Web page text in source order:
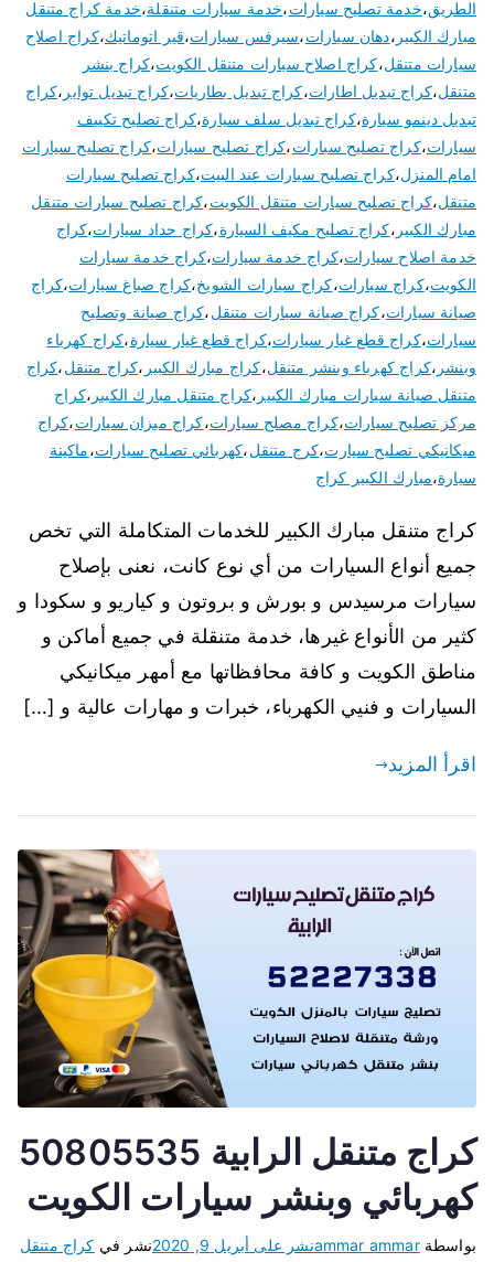
الطريق،خدمة تصليح سيارات،خدمة سيارات متنقلة،خدمة كراج متنقل
مبارك الكبير ،دهان سيارات،سيرفس سيارات،قير اتوماتيك،كراج اصلاح
سيارات متنقل،كراج اصلاح سيارات متنقل الكويت،كراج بنشر
متنقل،كراج تبديل اطارات،كراج تبديل بطاريات،كراج تبديل تواير ،كراج
تبديل دينمو سيارة،كراج تبديل سلف سيارة،كراج تصليح تكييف
سيارات،كراج تصليح سبارات،كراج تصليح سيارات،كراج تصليح سيارات
امام المنزل،كراج تصليح سيارات عند البيت،كراج تصليح سيارات
متنقل،كراج تصليح سيارات متنقل الكويت،كراج تصليح سيارات متنقل
مبارك الكبير ،كراج تصليح مكيف السيارة،كراج حداد سيارات،كراج
خدمة اصلاح سيارات،كراج خدمة سيارات،كراج خدمة سيارات
الكويت،كراج سيارات،كراج سيارات الشويخ،كراج صباغ سيارات،كراج
صيانة سيارات،كراج صيانة سيارات متنقل،كراج صيانة وتصليح
سيارات،كراج قطع غيار سيارات،كراج قطع غيار سيارة،كراج كهرباء
وبنشر ،كراج كهرباء وبنشر متنقل،كراج مبارك الكبير ،كراج متنقل،كراج
متنقل صيانة سيارات مبارك الكبير ،كراج متنقل مبارك الكبير ،كراج
مركز تصليح سيارات،كراج مصلح سيارات،كراج ميزان سيارات،كراج
ميكانيكي تصليح سيارت،كرج متنقل،كهربائي تصليح سيارات،ماكينة
سيارة،مبارك الكبير كراج
كراج متنقل مبارك الكبير للخدمات المتكاملة التي تخص
جميع أنواع السيارات من أي نوع كانت، نعنى بإصلاح
سيارات مرسيدس و بورش و بروتون و كياريو و سكودا و
كثير من الأنواع غيرها، خدمة متنقلة في جميع أماكن و
مناطق الكويت و كافة محافظاتها مع أمهر ميكانيكي
السيارات و فنيي الكهرباء، خبرات و مهارات عالية و […]
اقرأ المزيد
كراج متنقل الرابية 50805535
كهربائي وبنشر سيارات الكويت
بواسطةammar ammarنشر على أبريل 9, 2020 نشر في كراج متنقل